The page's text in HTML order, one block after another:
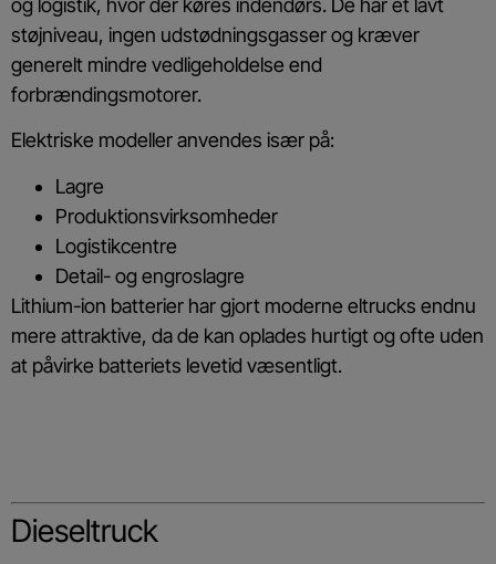
og logistik, hvor der køres indendørs. De har et lavt
støjniveau, ingen udstødningsgasser og kræver
generelt mindre vedligeholdelse end
forbrændingsmotorer.
Elektriske modeller anvendes især på:
Lagre
Produktionsvirksomheder
Logistikcentre
Detail- og engroslagre
Lithium-ion batterier har gjort moderne eltrucks endnu
mere attraktive, da de kan oplades hurtigt og ofte uden
at påvirke batteriets levetid væsentligt.
Dieseltruck